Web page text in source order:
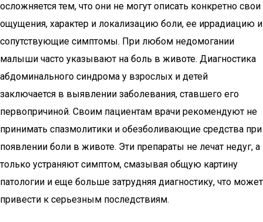
осложняется тем, что они не могут описать конкретно свои
ощущения, характер и локализацию боли, ее иррадиацию и
сопутствующие симптомы. При любом недомогании
малыши часто указывают на боль в животе. Диагностика
абдоминального синдрома у взрослых и детей
заключается в выявлении заболевания, ставшего его
первопричиной. Своим пациентам врачи рекомендуют не
принимать спазмолитики и обезболивающие средства при
появлении боли в животе. Эти препараты не лечат недуг, а
только устраняют симптом, смазывая общую картину
патологии и еще больше затрудняя диагностику, что может
привести к серьезным последствиям.